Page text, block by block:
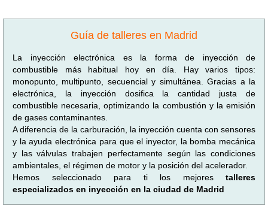
Guía de talleres en Madrid
La inyección electrónica es la forma de inyección de
combustible más habitual hoy en día. Hay varios tipos:
monopunto, multipunto, secuencial y simultánea. Gracias a la
electrónica, la inyección dosifica la cantidad justa de
combustible necesaria, optimizando la combustión y la emisión
de gases contaminantes.
A diferencia de la carburación, la inyección cuenta con sensores
y la ayuda electrónica para que el inyector, la bomba mecánica
y las válvulas trabajen perfectamente según las condiciones
ambientales, el régimen de motor y la posición del acelerador.
Hemos seleccionado para ti los mejores talleres
especializados en inyección en la ciudad de Madrid